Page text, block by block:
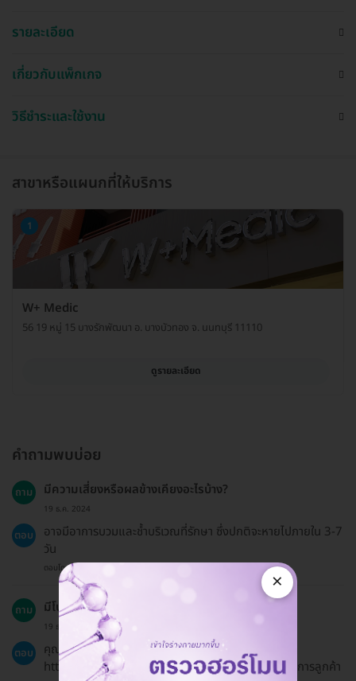
รายละเอียด
เกี่ยวกับแพ็กเกจ
วิธีชำระและใช้งาน
สาขาหรือแผนกที่ให้บริการ
1
W+ Medic
56 19 หมู่ 15 บางรักพัฒนา อ. บางบัวทอง จ. นนทบุรี 11110
ดูรายละเอียด
คำถามพบบ่อย
ถาม มีความเสี่ยงหรือผลข้างเคียงอะไรบ้าง?
19 ธ.ค. 2024
ตอบ
อาจมีอาการบวมและช้ำบริเวณที่รักษา ซึ่งปกติจะหายไปภายใน 3-7
วัน
ตอบโดยทีมงาน HD
ถาม มีโปรโมชั่นหรือรหัสส่วนลดไหม?
19 ธ.ค. 2024
ตอบ
คุณสามารถตรวจสอบโปรโมชั่นและสิทธิพิเศษได้ที่
https://hdmall.co.th/c/reward หรือสอบถามทีมบริการลูกค้า
×